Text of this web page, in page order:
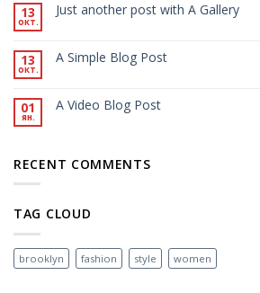
13
окт.
Just another post with A Gallery
13
окт.
A Simple Blog Post
01
ян.
A Video Blog Post
RECENT COMMENTS
TAG CLOUD
brooklyn fashion style women